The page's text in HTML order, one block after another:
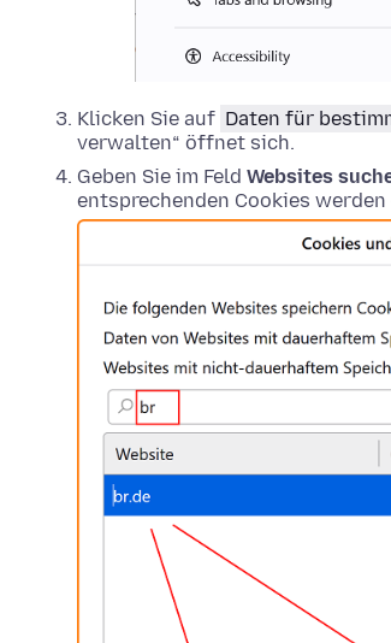
Klicken Sie auf Daten für
verwalten“ öffnet sich.
Geben Sie im Feld Websites
entsprechenden Cookies